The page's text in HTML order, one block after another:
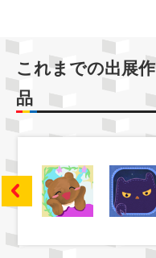
これまでの出展作
品